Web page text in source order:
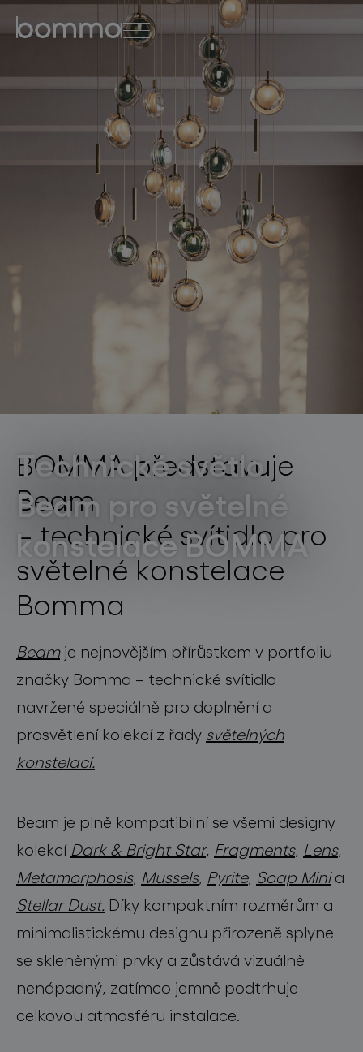
english čeština 0
kolekce svítidel
projekty
produkty
projekty
o značce
pro profesionály
store locator
sledujte nás
Technické světlo
Beam pro světelné
konstelace BOMMA
BOMMA představuje
Beam
– technické svítidlo pro
světelné konstelace
Bomma
Beamje nejnovějším přírůstkem v portfoliu
značky Bomma – technické svítidlo
navržené speciálně pro doplnění a
prosvětlení kolekcí z řady světelných
konstelací.
Beam je plně kompatibilní se všemi designy
kolekcí Dark & Bright Star, Fragments, Lens,
Metamorphosis, Mussels, Pyrite, Soap Minia
Stellar Dust. Díky kompaktním rozměrům a
minimalistickému designu přirozeně splyne
se skleněnými prvky a zůstává vizuálně
nenápadný, zatímco jemně podtrhuje
celkovou atmosféru instalace.